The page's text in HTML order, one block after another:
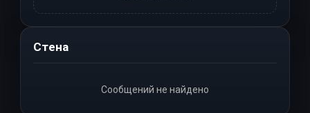
Стена
Сообщений не найдено